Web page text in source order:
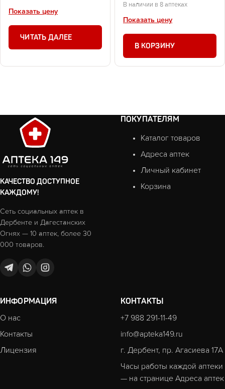
Показать цену
ЧИТАТЬ ДАЛЕЕ
В наличии в 8 аптеках
Показать цену
В КОРЗИНУ
КАЧЕСТВО ДОСТУПНОЕ
КАЖДОМУ!
Сеть социальных аптек в
Дербенте и Дагестанских
Огнях — 10 аптек, более 30
000 товаров.
ПОКУПАТЕЛЯМ
Каталог товаров
Адреса аптек
Личный кабинет
Корзина
ИНФОРМАЦИЯ
О нас
Контакты
Лицензия
КОНТАКТЫ
+7 988 291-11-49
info@apteka149.ru
г. Дербент, пр. Агасиева 17А
Часы работы каждой аптеки
— на странице Адреса аптек